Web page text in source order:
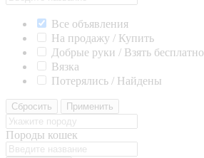
Все объявления
На продажу / Купить
Добрые руки / Взять бесплатно
Вязка
Потерялись / Найдены
Сбросить Применить
Породы кошек